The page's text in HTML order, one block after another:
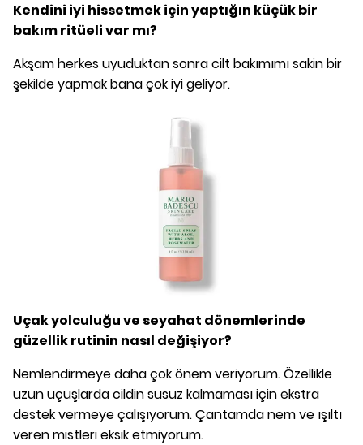
Kendini iyi hissetmek için yaptığın küçük bir
bakım ritüeli var mı?
Akşam herkes uyuduktan sonra cilt bakımımı sakin bir
şekilde yapmak bana çok iyi geliyor.
Uçak yolculuğu ve seyahat dönemlerinde
güzellik rutinin nasıl değişiyor?
Nemlendirmeye daha çok önem veriyorum. Özellikle
uzun uçuşlarda cildin susuz kalmaması için ekstra
destek vermeye çalışıyorum. Çantamda nem ve ışıltı
veren mistleri eksik etmiyorum.